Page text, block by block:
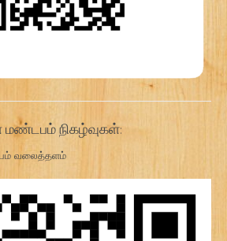
மண்டபம் நிகழ்வுகள்:
வலைத்தளம்